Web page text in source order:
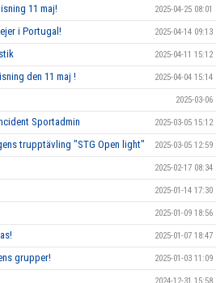
11 maj! 2025-04-25 08:01
i Portugal! 2025-04-14 09:13
2025-04-11 15:12
den 11 maj ! 2025-04-04 15:14
2025-03-06
Sportadmin 2025-03-05 15:12
trupptävling "STG Open light" 2025-03-05 12:59
2025-02-17 08:34
2025-01-14 17:30
2025-01-09 18:56
2025-01-07 18:47
grupper! 2025-01-03 11:09